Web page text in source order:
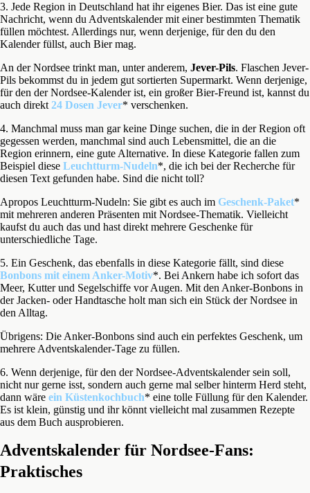
3. Jede Region in Deutschland hat ihr eigenes Bier. Das ist eine gute
Nachricht, wenn du Adventskalender mit einer bestimmten Thematik
füllen möchtest. Allerdings nur, wenn derjenige, für den du den
Kalender füllst, auch Bier mag.
An der Nordsee trinkt man, unter anderem, Jever-Pils. Flaschen Jever-
Pils bekommst du in jedem gut sortierten Supermarkt. Wenn derjenige,
für den der Nordsee-Kalender ist, ein großer Bier-Freund ist, kannst du
auch direkt 24 Dosen Jever* verschenken.
4. Manchmal muss man gar keine Dinge suchen, die in der Region oft
gegessen werden, manchmal sind auch Lebensmittel, die an die
Region erinnern, eine gute Alternative. In diese Kategorie fallen zum
Beispiel diese Leuchtturm-Nudeln*, die ich bei der Recherche für
diesen Text gefunden habe. Sind die nicht toll?
Apropos Leuchtturm-Nudeln: Sie gibt es auch im Geschenk-Paket*
mit mehreren anderen Präsenten mit Nordsee-Thematik. Vielleicht
kaufst du auch das und hast direkt mehrere Geschenke für
unterschiedliche Tage.
5. Ein Geschenk, das ebenfalls in diese Kategorie fällt, sind diese
Bonbons mit einem Anker-Motiv*. Bei Ankern habe ich sofort das
Meer, Kutter und Segelschiffe vor Augen. Mit den Anker-Bonbons in
der Jacken- oder Handtasche holt man sich ein Stück der Nordsee in
den Alltag.
Übrigens: Die Anker-Bonbons sind auch ein perfektes Geschenk, um
mehrere Adventskalender-Tage zu füllen.
6. Wenn derjenige, für den der Nordsee-Adventskalender sein soll,
nicht nur gerne isst, sondern auch gerne mal selber hinterm Herd steht,
dann wäre ein Küstenkochbuch* eine tolle Füllung für den Kalender.
Es ist klein, günstig und ihr könnt vielleicht mal zusammen Rezepte
aus dem Buch ausprobieren.
Adventskalender für Nordsee-Fans:
Praktisches